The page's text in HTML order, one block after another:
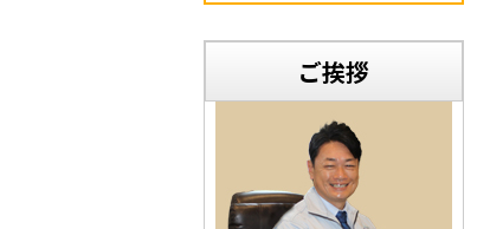
ご挨拶